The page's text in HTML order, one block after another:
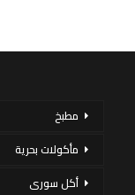
مطبخ
مأكولات بحرية
أكل سورى